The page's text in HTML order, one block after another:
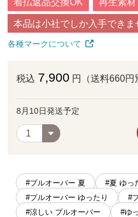
着払返品交換OK 再生素材
本品は小社でしか入手できま
各種マークについて
税込 7,900 円（送料660円
8月10日発送予定
#プルオーバー 夏
#夏 ゆっ
#プルオーバー ゆったり
#
#涼しい プルオーバー
#ゆ